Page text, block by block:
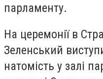
парламенту.
На церемонії в
Зеленський
натомість у залі